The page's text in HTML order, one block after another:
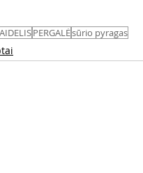
PERGALĖsūrio pyragas